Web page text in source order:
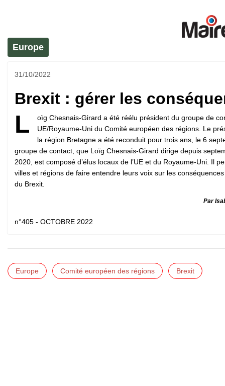
Europe
31/10/2022
Brexit : gérer les
L
oïg Chesnais-Girard a été réélu président du groupe de
UE/Royaume-Uni du Comité européen des régions. Le
la région Bretagne a été reconduit pour trois ans, le 6
groupe de contact, que Loïg Chesnais-Girard dirige depuis
2020, est composé d’élus locaux de l’UE et du Royaume-Uni. Il
villes et régions de faire entendre leurs voix sur les
du Brexit.
Par
n°405 - OCTOBRE 2022
Europe Comité européen des régions Brexit